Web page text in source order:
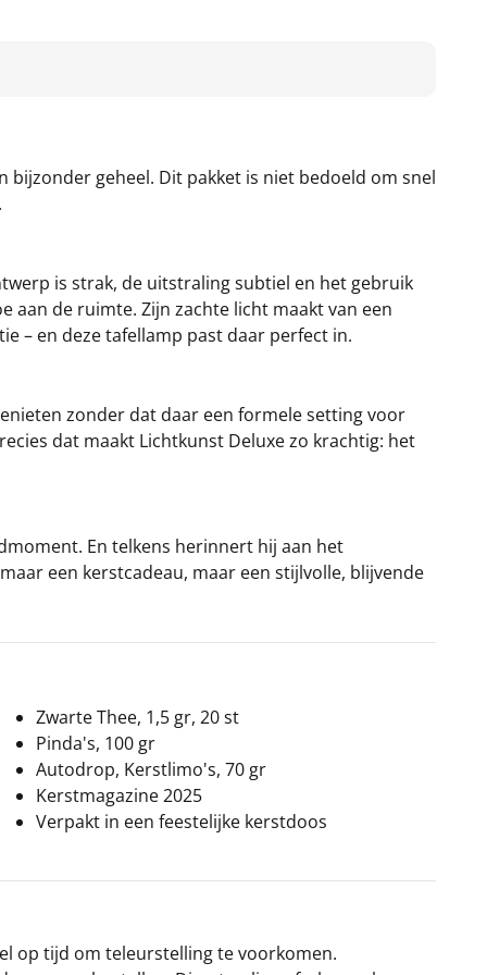
geheel. Dit pakket is niet bedoeld om snel
is strak, de uitstraling subtiel en het gebruik
aan de ruimte. Zijn zachte licht maakt van een
– en deze tafellamp past daar perfect in.
zonder dat daar een formele setting voor
dat maakt Lichtkunst Deluxe zo krachtig: het
En telkens herinnert hij aan het
een kerstcadeau, maar een stijlvolle, blijvende
Zwarte Thee, 1,5 gr, 20 st
Pinda's, 100 gr
Autodrop, Kerstlimo's, 70 gr
Kerstmagazine 2025
Verpakt in een feestelijke kerstdoos
op tijd om teleurstelling te voorkomen.